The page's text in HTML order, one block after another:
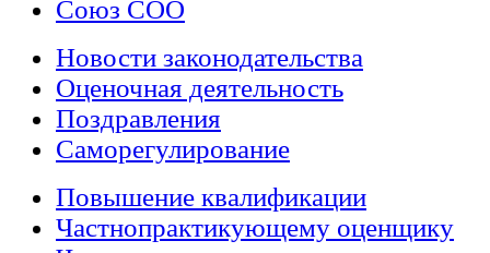
Союз СОО
Новости законодательства
Оценочная деятельность
Поздравления
Саморегулирование
Повышение квалификации
Частнопрактикующему оценщику